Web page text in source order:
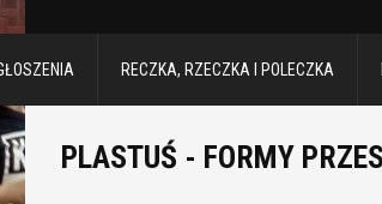
RECZKA, RZECZKA I POLECZKA
PLASTUŚ - FORMY